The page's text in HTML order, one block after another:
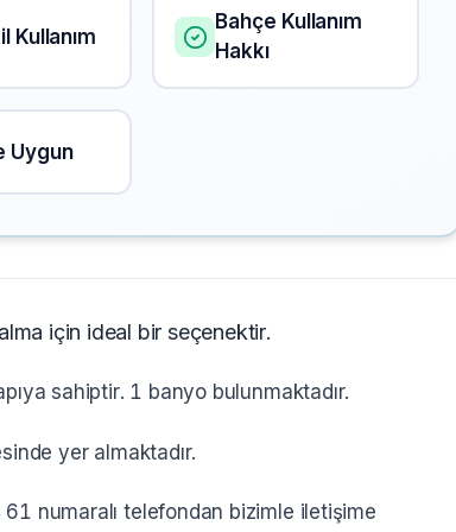
Kullanım
Bahçe Kullanım
Hakkı
Uygun
için ideal bir seçenektir.
sahiptir. 1 banyo bulunmaktadır.
yer almaktadır.
numaralı telefondan bizimle iletişime